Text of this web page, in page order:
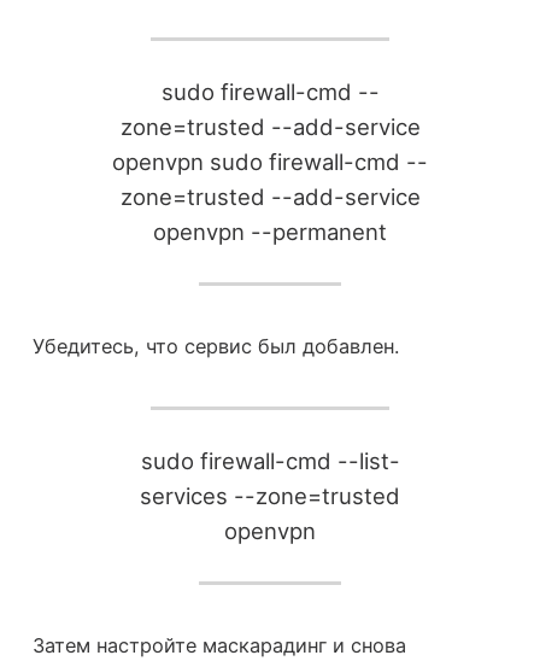
sudo firewall-cmd --
zone=trusted --add-service
openvpn sudo firewall-cmd --
zone=trusted --add-service
openvpn --permanent
Убедитесь, что сервис был добавлен.
sudo firewall-cmd --list-
services --zone=trusted
openvpn
Затем настройте маскарадинг и снова